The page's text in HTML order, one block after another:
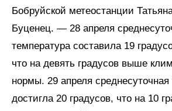
Бобруйской метеостанции
Буценец. — 28 апреля
температура составила 19
что на девять градусов выше
нормы. 29 апреля среднесуточная
достигла 20 градусов, что на 10